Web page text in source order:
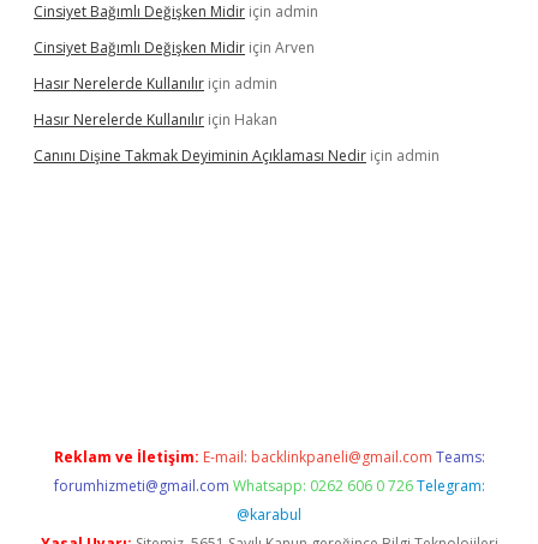
Cinsiyet Bağımlı Değişken Midir için admin
Cinsiyet Bağımlı Değişken Midir için Arven
Hasır Nerelerde Kullanılır için admin
Hasır Nerelerde Kullanılır için Hakan
Canını Dişine Takmak Deyiminin Açıklaması Nedir için admin
Reklam ve İletişim: E-mail: backlinkpaneli@gmail.com Teams:
forumhizmeti@gmail.com Whatsapp: 0262 606 0 726 Telegram:
@karabul